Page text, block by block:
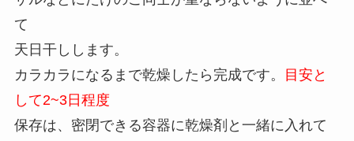
て
天日干しします。
カラカラになるまで乾燥したら完成です。
目安と
して2~3日程度
保存は、密閉できる容器に乾燥剤と一緒に入れて